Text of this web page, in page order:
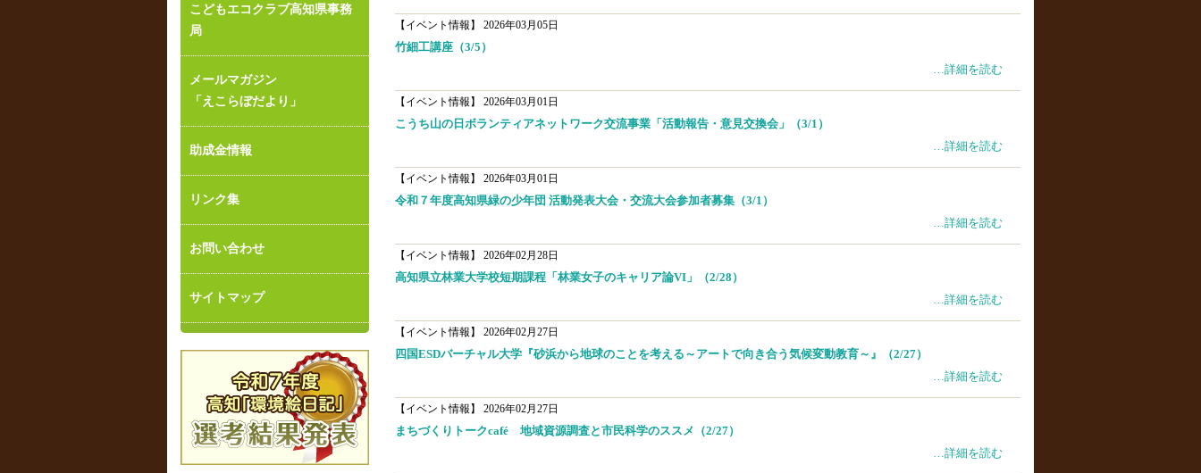
こどもエコクラブ高知県事務
局
メールマガジン
「えこらぼだより」
助成金情報
リンク集
お問い合わせ
サイトマップ
【イベント情報】
2026年03月05日
竹細工講座（3/5）
…詳細を読む
【イベント情報】
2026年03月01日
こうち山の日ボランティアネットワーク交流事業「活動報告・意見交換会」（3/1）
…詳細を読む
【イベント情報】
2026年03月01日
令和７年度高知県緑の少年団 活動発表大会・交流大会参加者募集（3/1）
…詳細を読む
【イベント情報】
2026年02月28日
高知県立林業大学校短期課程「林業女子のキャリア論VI」（2/28）
…詳細を読む
【イベント情報】
2026年02月27日
四国ESDバーチャル大学『砂浜から地球のことを考える～アートで向き合う気候変動教育～』（2/27）
…詳細を読む
【イベント情報】
2026年02月27日
まちづくりトークcafé 地域資源調査と市民科学のススメ（2/27）
…詳細を読む